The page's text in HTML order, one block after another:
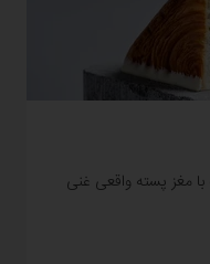
مغز پسته واقعی غنی